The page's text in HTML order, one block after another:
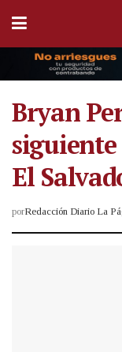
Bryan
siguiente
El
porRedacción Diario La